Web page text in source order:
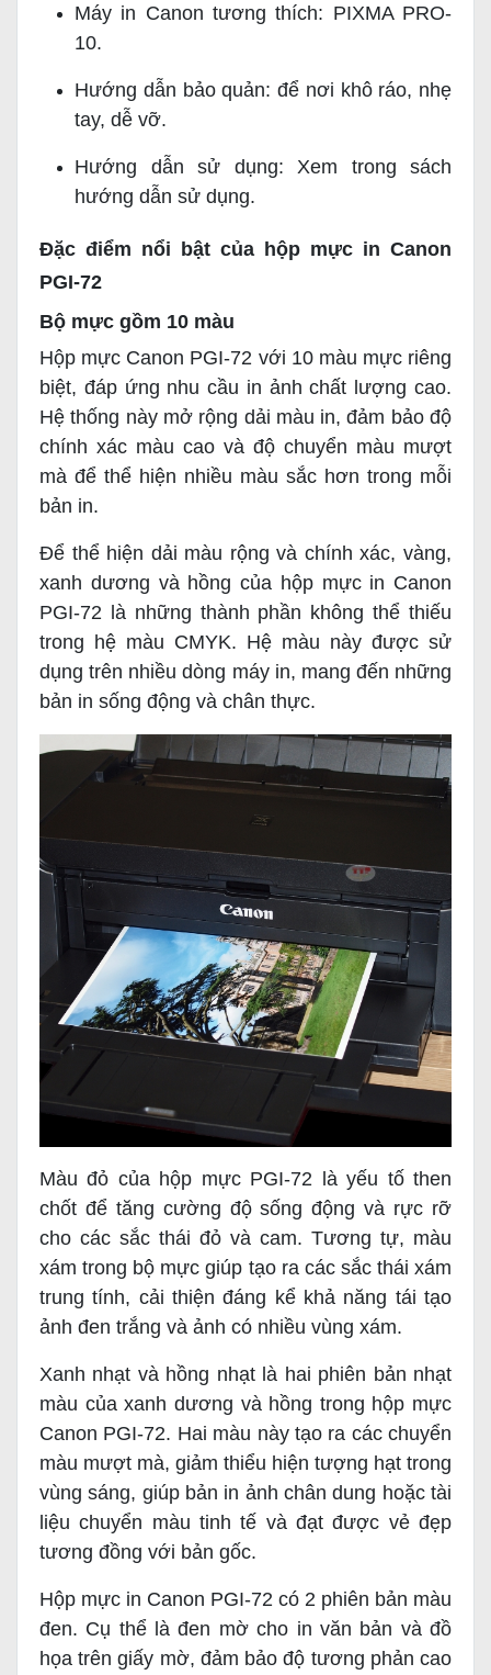
Máy in Canon tương thích: PIXMA PRO-
10.
Hướng dẫn bảo quản: để nơi khô ráo, nhẹ
tay, dễ vỡ.
Hướng dẫn sử dụng: Xem trong sách
hướng dẫn sử dụng.
Đặc điểm nổi bật của hộp mực in Canon
PGI-72
Bộ mực gồm 10 màu
Hộp mực Canon PGI-72 với 10 màu mực riêng
biệt, đáp ứng nhu cầu in ảnh chất lượng cao.
Hệ thống này mở rộng dải màu in, đảm bảo độ
chính xác màu cao và độ chuyển màu mượt
mà để thể hiện nhiều màu sắc hơn trong mỗi
bản in.
Để thể hiện dải màu rộng và chính xác, vàng,
xanh dương và hồng của hộp mực in Canon
PGI-72 là những thành phần không thể thiếu
trong hệ màu CMYK. Hệ màu này được sử
dụng trên nhiều dòng máy in, mang đến những
bản in sống động và chân thực.
Màu đỏ của hộp mực PGI-72 là yếu tố then
chốt để tăng cường độ sống động và rực rỡ
cho các sắc thái đỏ và cam. Tương tự, màu
xám trong bộ mực giúp tạo ra các sắc thái xám
trung tính, cải thiện đáng kể khả năng tái tạo
ảnh đen trắng và ảnh có nhiều vùng xám.
Xanh nhạt và hồng nhạt là hai phiên bản nhạt
màu của xanh dương và hồng trong hộp mực
Canon PGI-72. Hai màu này tạo ra các chuyển
màu mượt mà, giảm thiểu hiện tượng hạt trong
vùng sáng, giúp bản in ảnh chân dung hoặc tài
liệu chuyển màu tinh tế và đạt được vẻ đẹp
tương đồng với bản gốc.
Hộp mực in Canon PGI-72 có 2 phiên bản màu
đen. Cụ thể là đen mờ cho in văn bản và đồ
họa trên giấy mờ, đảm bảo độ tương phản cao